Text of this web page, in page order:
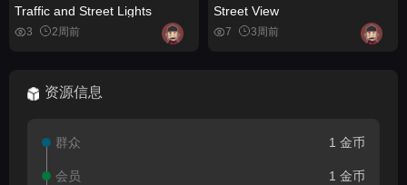
Traffic and Street Lights
3 2周前
Street View
7 3周前
资源信息
群众 1 金币
会员 1 金币